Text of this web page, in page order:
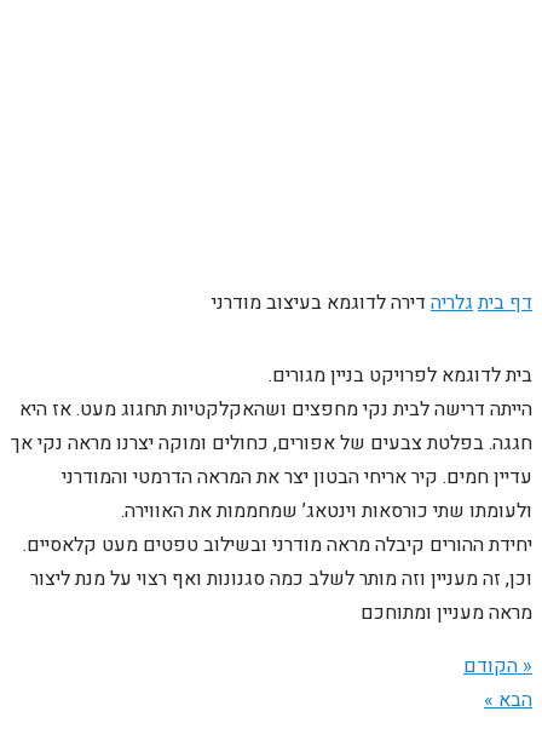
דף ביתגלריה דירה לדוגמא בעיצוב מודרני
בית לדוגמא לפרויקט בניין מגורים.
הייתה דרישה לבית נקי מחפצים ושהאקלקטיות תחגוג מעט. אז היא
חגגה. בפלטת צבעים של אפורים, כחולים ומוקה יצרנו מראה נקי אך
עדיין חמים. קיר אריחי הבטון יצר את המראה הדרמטי והמודרני
ולעומתו שתי כורסאות וינטאג’ שמחממות את האווירה.
יחידת ההורים קיבלה מראה מודרני ובשילוב טפטים מעט קלאסיים.
וכן, זה מעניין וזה מותר לשלב כמה סגנונות ואף רצוי על מנת ליצור
מראה מעניין ומתוחכם
« הקודם
הבא »